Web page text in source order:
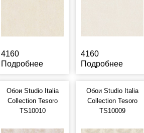
4160
Подробнее
4160
Подробнее
Обои Studio Italia
Collection Tesoro
TS10010
Обои Studio Italia
Collection Tesoro
TS10009